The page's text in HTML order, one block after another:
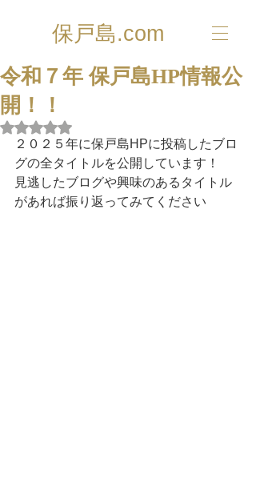
保戸島.com
令和７年 保戸島HP情報公
開！！
5つ星のうちNaNと評価されています。
２０２５年に保戸島HPに投稿したブロ
グの全タイトルを公開しています！
見逃したブログや興味のあるタイトル
があれば振り返ってみてください